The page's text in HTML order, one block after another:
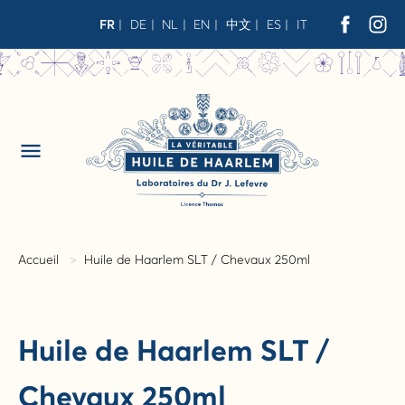
FR DE NL EN 中文 ES IT
menu
Accueil Huile de Haarlem SLT / Chevaux 250ml
Huile de Haarlem SLT /
Chevaux 250ml